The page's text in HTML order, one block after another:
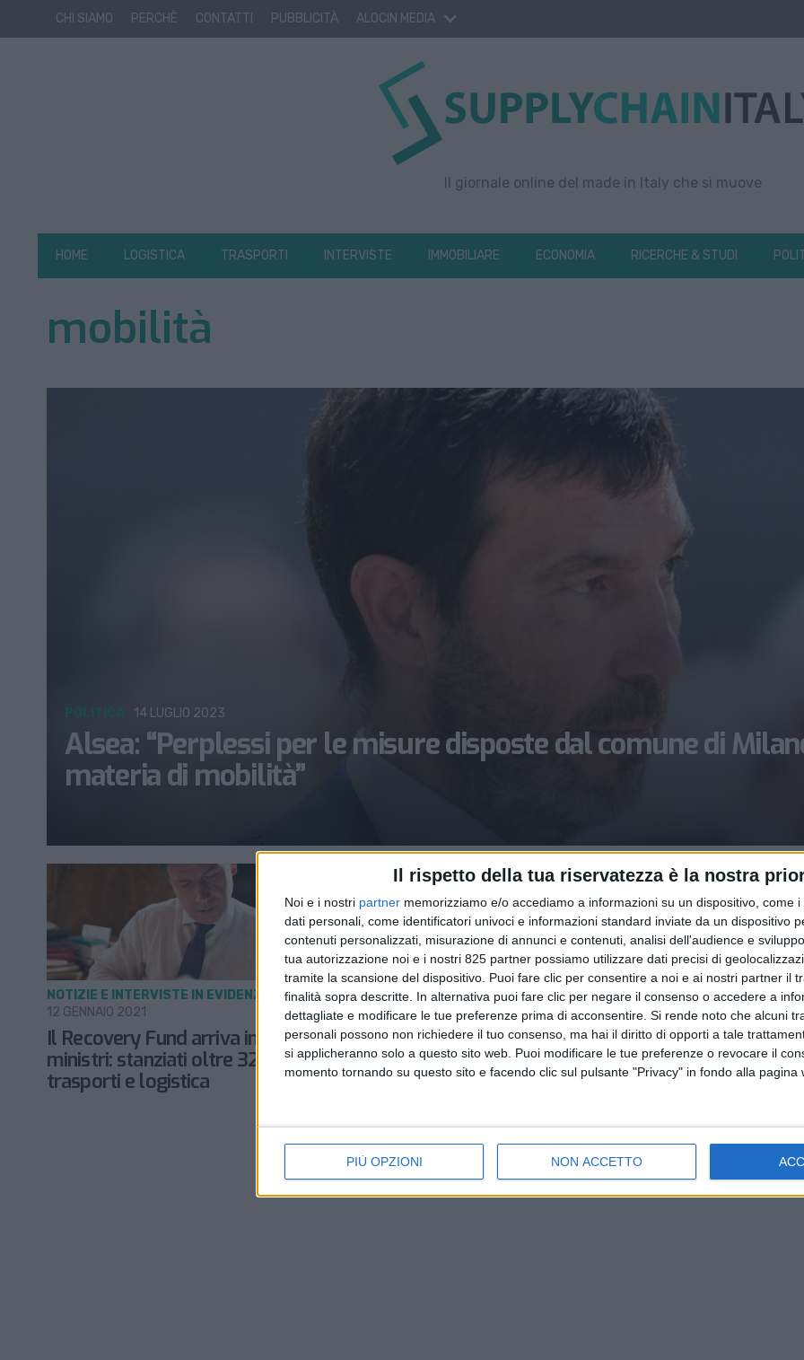
Il rispetto della tua riservatezza è la nostra
Noi e i nostri partner memorizziamo e/o accediamo a informazioni su un dispositivo, come
dati personali, come identificatori univoci e informazioni standard inviate da un dispositivo
contenuti personalizzati, misurazione di annunci e contenuti, analisi dell'audience e
tua autorizzazione noi e i nostri 825 partner possiamo utilizzare dati precisi di
tramite la scansione del dispositivo. Puoi fare clic per consentire a noi e ai nostri partner il
finalità sopra descritte. In alternativa puoi fare clic per negare il consenso o accedere a
dettagliate e modificare le tue preferenze prima di acconsentire. Si rende noto che alcuni
personali possono non richiedere il tuo consenso, ma hai il diritto di opporti a tale
si applicheranno solo a questo sito web. Puoi modificare le tue preferenze o revocare il
momento tornando su questo sito e facendo clic sul pulsante "Privacy" in fondo alla pagina
PIÙ OPZIONI NON ACCETTO
CHI SIAMO PERCHÈ CONTATTI PUBBLICITÀ ALOCIN MEDIA
Il giornale online del made in Italy che si muove
HOME LOGISTICA TRASPORTI INTERVISTE IMMOBILIARE ECONOMIA RICERCHE & STUDI
mobilità
Alsea: “Perplessi per le misure disposte dal comune di
materia di mobilità”
14 LUGLIO 2023
Il Recovery Fund arriva in Consiglio dei
ministri: stanziati oltre 32 miliardi per
trasporti e logistica
NOTIZIE E INTERVISTE IN EVIDENZA
12 GENNAIO 2021